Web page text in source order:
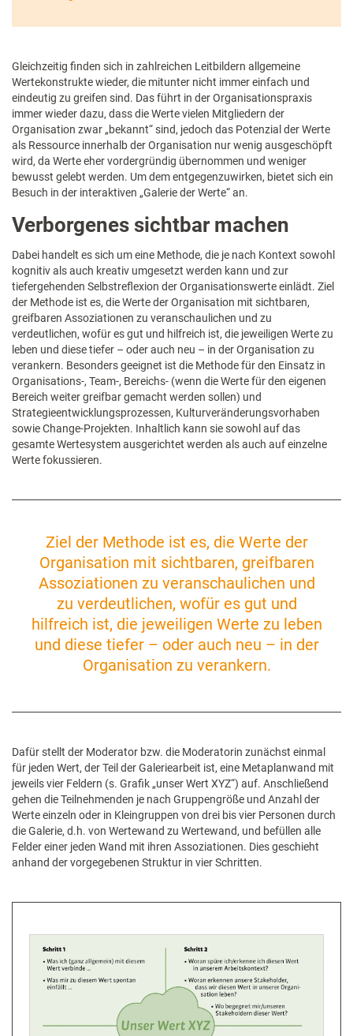
Gleichzeitig finden sich in zahlreichen Leitbildern allgemeine
Wertekonstrukte wieder, die mitunter nicht immer einfach und
eindeutig zu greifen sind. Das führt in der Organisationspraxis
immer wieder dazu, dass die Werte vielen Mitgliedern der
Organisation zwar „bekannt“ sind, jedoch das Potenzial der Werte
als Ressource innerhalb der Organisation nur wenig ausgeschöpft
wird, da Werte eher vordergründig übernommen und weniger
bewusst gelebt werden. Um dem entgegenzuwirken, bietet sich ein
Besuch in der interaktiven „Galerie der Werte“ an.
Verborgenes sichtbar machen
Dabei handelt es sich um eine Methode, die je nach Kontext sowohl
kognitiv als auch kreativ umgesetzt werden kann und zur
tiefergehenden Selbstreflexion der Organisationswerte einlädt. Ziel
der Methode ist es, die Werte der Organisation mit sichtbaren,
greifbaren Assoziationen zu veranschaulichen und zu
verdeutlichen, wofür es gut und hilfreich ist, die jeweiligen Werte zu
leben und diese tiefer – oder auch neu – in der Organisation zu
verankern. Besonders geeignet ist die Methode für den Einsatz in
Organisations-, Team-, Bereichs- (wenn die Werte für den eigenen
Bereich weiter greifbar gemacht werden sollen) und
Strategieentwicklungsprozessen, Kulturveränderungsvorhaben
sowie Change-Projekten. Inhaltlich kann sie sowohl auf das
gesamte Wertesystem ausgerichtet werden als auch auf einzelne
Werte fokussieren.
Ziel der Methode ist es, die Werte der
Organisation mit sichtbaren, greifbaren
Assoziationen zu veranschaulichen und
zu verdeutlichen, wofür es gut und
hilfreich ist, die jeweiligen Werte zu leben
und diese tiefer – oder auch neu – in der
Organisation zu verankern.
Dafür stellt der Moderator bzw. die Moderatorin zunächst einmal
für jeden Wert, der Teil der Galeriearbeit ist, eine Metaplanwand mit
jeweils vier Feldern (s. Grafik „unser Wert XYZ“) auf. Anschließend
gehen die Teilnehmenden je nach Gruppengröße und Anzahl der
Werte einzeln oder in Kleingruppen von drei bis vier Personen durch
die Galerie, d.h. von Wertewand zu Wertewand, und befüllen alle
Felder einer jeden Wand mit ihren Assoziationen. Dies geschieht
anhand der vorgegebenen Struktur in vier Schritten.